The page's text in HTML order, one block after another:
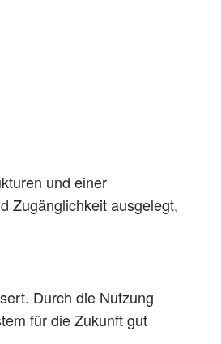
und einer
Zugänglichkeit ausgelegt,
Durch die Nutzung
für die Zukunft gut